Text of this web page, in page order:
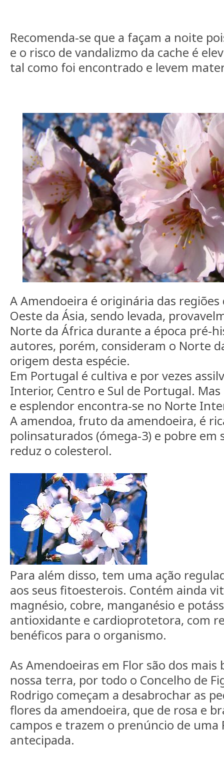
Recomenda-se que a façam a noite
e o risco de vandalizmo da cache é
tal como foi encontrado e levem
A Amendoeira é originária das
Oeste da Ásia, sendo levada,
Norte da África durante a época pré-
autores, porém, consideram o Norte
origem desta espécie.
Em Portugal é cultiva e por vezes
Interior, Centro e Sul de Portugal.
e esplendor encontra-se no Norte
A amendoa, fruto da amendoeira, é
polinsaturados (ómega-3) e pobre em
reduz o colesterol.
Para além disso, tem uma ação
aos seus fitoesterois. Contém ainda
magnésio, cobre, manganésio e
antioxidante e cardioprotetora, com
benéficos para o organismo.
As Amendoeiras em Flor são dos mais
nossa terra, por todo o Concelho de
Rodrigo começam a desabrochar as
flores da amendoeira, que de rosa e
campos e trazem o prenúncio de uma
antecipada.